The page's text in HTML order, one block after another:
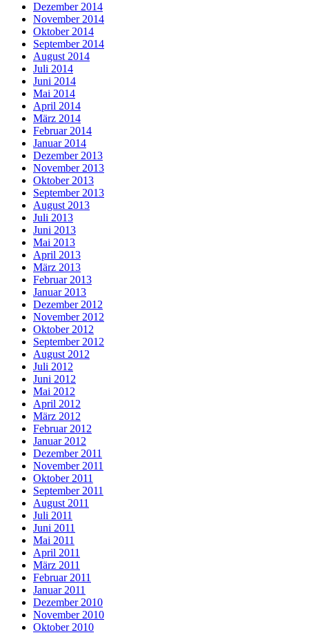
Dezember 2014
November 2014
Oktober 2014
September 2014
August 2014
Juli 2014
Juni 2014
Mai 2014
April 2014
März 2014
Februar 2014
Januar 2014
Dezember 2013
November 2013
Oktober 2013
September 2013
August 2013
Juli 2013
Juni 2013
Mai 2013
April 2013
März 2013
Februar 2013
Januar 2013
Dezember 2012
November 2012
Oktober 2012
September 2012
August 2012
Juli 2012
Juni 2012
Mai 2012
April 2012
März 2012
Februar 2012
Januar 2012
Dezember 2011
November 2011
Oktober 2011
September 2011
August 2011
Juli 2011
Juni 2011
Mai 2011
April 2011
März 2011
Februar 2011
Januar 2011
Dezember 2010
November 2010
Oktober 2010